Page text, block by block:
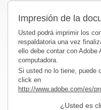
Impresión de la
Usted podrá imprimir los
respaldatoria una vez
ello debe contar con Adobe
computadora.
Si usted no lo tiene, puede
click en
http://www.adobe.com/es/
¿Usted es